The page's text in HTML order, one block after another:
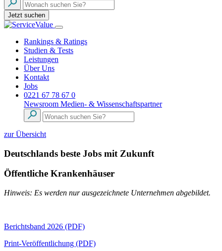
Jetzt suchen
Rankings & Ratings
Studien & Tests
Leistungen
Über Uns
Kontakt
Jobs
0221 67 78 67 0
Newsroom Medien- & Wissenschaftspartner
zur Übersicht
Deutschlands beste Jobs mit Zukunft
Öffentliche Krankenhäuser
Hinweis: Es werden nur ausgezeichnete Unternehmen abgebildet.
Berichtsband 2026 (PDF)
Print-Veröffentlichung (PDF)